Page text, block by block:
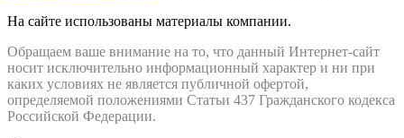
На сайте использованы материалы компании.
Обращаем ваше внимание на то, что данный Интернет-сайт
носит исключительно информационный характер и ни при
каких условиях не является публичной офертой,
определяемой положениями Статьи 437 Гражданского кодекса
Российской Федерации.